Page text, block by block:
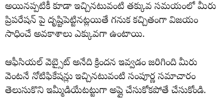
అయినప్పటికీ కూడా ఇచ్చినటువంటి తక్కువ సమయంలో మీరు
ప్రిపరేషన్ పై దృష్టిపెట్టినట్లయితే గనుక కచ్చితంగా విజయం
సాధించే అవకాశాలు ఎక్కువగా ఉంటాయి.
ఆఫీసియల్ వెబ్సైట్ అనేది క్రిందన ఇవ్వడం జరిగింది మీరు
వెంటనే నోటిఫికేషన్లు ఇచ్చినటువంటి సంపూర్ణ సమాచారం
తెలుసుకొని ఇమ్మీడియేటట్టుగా అప్లై చేసుకోకపోతే చేసుకోండి.